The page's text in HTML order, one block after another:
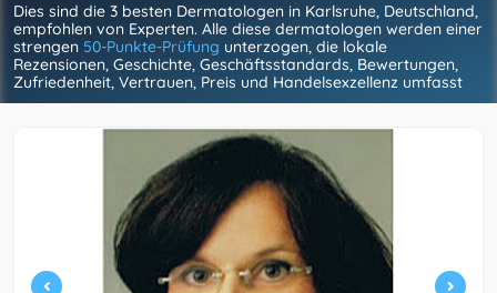
Dies sind die 3 besten Dermatologen in Karlsruhe, Deutschland,
empfohlen von Experten. Alle diese dermatologen werden einer
strengen 50-Punkte-Prüfung unterzogen, die lokale
Rezensionen, Geschichte, Geschäftsstandards, Bewertungen,
Zufriedenheit, Vertrauen, Preis und Handelsexzellenz umfasst